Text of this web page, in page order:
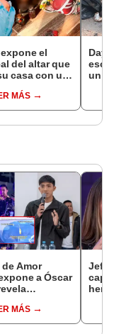
el
del altar que
casa con un
Chucky:
un aura
MÁS
un
Amor
a Óscar
con líder
Luz: “Corté
MÁS